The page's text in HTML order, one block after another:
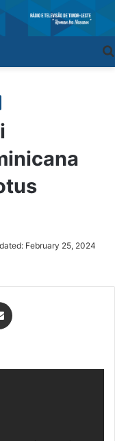
February 25, 2024